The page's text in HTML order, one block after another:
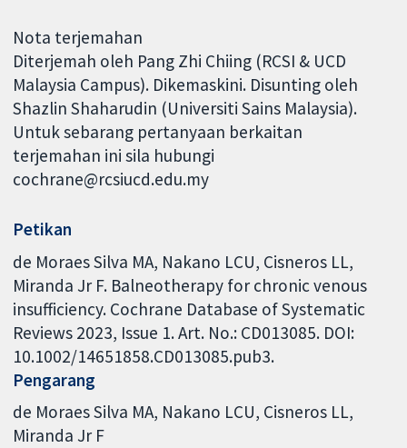
Nota terjemahan
Diterjemah oleh Pang Zhi Chiing (RCSI & UCD
Malaysia Campus). Dikemaskini. Disunting oleh
Shazlin Shaharudin (Universiti Sains Malaysia).
Untuk sebarang pertanyaan berkaitan
terjemahan ini sila hubungi
cochrane@rcsiucd.edu.my
Petikan
de Moraes Silva MA, Nakano LCU, Cisneros LL,
Miranda Jr F. Balneotherapy for chronic venous
insufficiency. Cochrane Database of Systematic
Reviews 2023, Issue 1. Art. No.: CD013085. DOI:
10.1002/14651858.CD013085.pub3.
Pengarang
de Moraes Silva MA Nakano LCU Cisneros LL
Miranda Jr F